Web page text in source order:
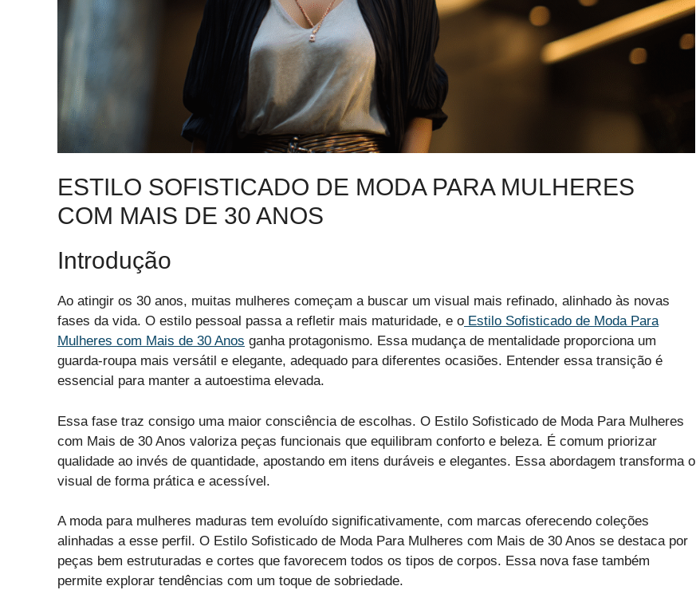
ESTILO SOFISTICADO DE MODA PARA MULHERES
COM MAIS DE 30 ANOS
Introdução
Ao atingir os 30 anos, muitas mulheres começam a buscar um visual mais refinado, alinhado às novas
fases da vida. O estilo pessoal passa a refletir mais maturidade, e o Estilo Sofisticado de Moda Para
Mulheres com Mais de 30 Anos ganha protagonismo. Essa mudança de mentalidade proporciona um
guarda-roupa mais versátil e elegante, adequado para diferentes ocasiões. Entender essa transição é
essencial para manter a autoestima elevada.
Essa fase traz consigo uma maior consciência de escolhas. O Estilo Sofisticado de Moda Para Mulheres
com Mais de 30 Anos valoriza peças funcionais que equilibram conforto e beleza. É comum priorizar
qualidade ao invés de quantidade, apostando em itens duráveis e elegantes. Essa abordagem transforma o
visual de forma prática e acessível.
A moda para mulheres maduras tem evoluído significativamente, com marcas oferecendo coleções
alinhadas a esse perfil. O Estilo Sofisticado de Moda Para Mulheres com Mais de 30 Anos se destaca por
peças bem estruturadas e cortes que favorecem todos os tipos de corpos. Essa nova fase também
permite explorar tendências com um toque de sobriedade.